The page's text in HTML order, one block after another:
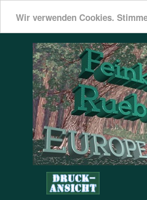
Wir verwenden Cookies.